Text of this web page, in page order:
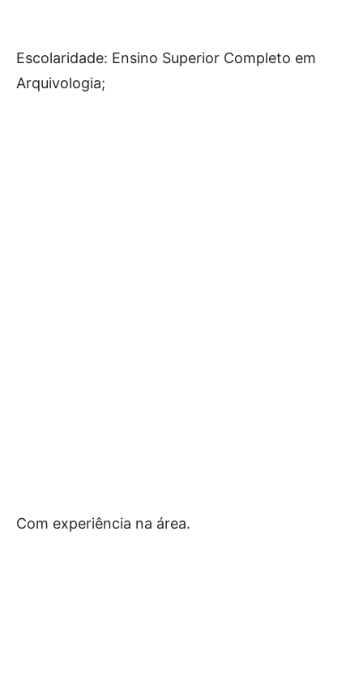
Escolaridade: Ensino Superior Completo em
Arquivologia;
Com experiência na área.